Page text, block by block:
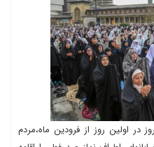
در اولین روز از فرودین ماه،مردم